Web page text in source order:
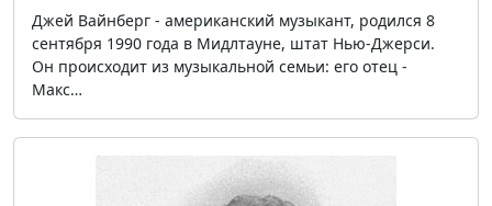
Джей Вайнберг - американский музыкант, родился 8
сентября 1990 года в Мидлтауне, штат Нью-Джерси.
Он происходит из музыкальной семьи: его отец -
Макс…